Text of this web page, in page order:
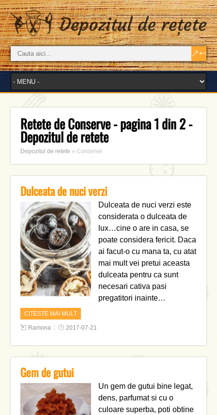
Retete de Conserve - pagina 1 din 2 -
Depozitul de retete
Depozitul de retete »Conserve
Dulceata de nuci verzi
Dulceata de nuci verzi este
considerata o dulceata de
lux…cine o are in casa, se
poate considera fericit. Daca
ai facut-o cu mana ta, cu atat
mai mult vei pretui aceasta
dulceata pentru ca sunt
necesari cativa pasi
pregatitori inainte…
CITESTE MAI MULT
Ramona 2017-07-21
Gem de gutui
Un gem de gutui bine legat,
dens, parfumat si cu o
culoare superba, poti obtine